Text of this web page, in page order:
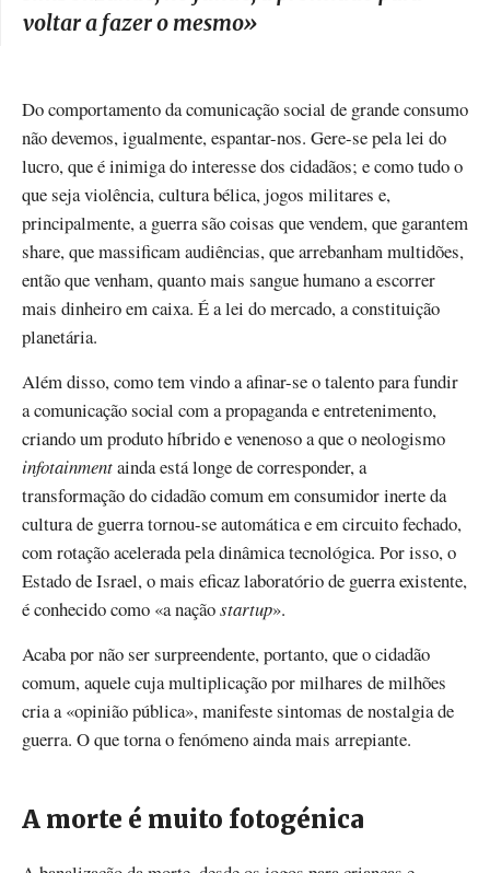
voltar a fazer o mesmo»
Do comportamento da comunicação social de grande consumo
não devemos, igualmente, espantar-nos. Gere-se pela lei do
lucro, que é inimiga do interesse dos cidadãos; e como tudo o
que seja violência, cultura bélica, jogos militares e,
principalmente, a guerra são coisas que vendem, que garantem
share, que massificam audiências, que arrebanham multidões,
então que venham, quanto mais sangue humano a escorrer
mais dinheiro em caixa. É a lei do mercado, a constituição
planetária.
Além disso, como tem vindo a afinar-se o talento para fundir
a comunicação social com a propaganda e entretenimento,
criando um produto híbrido e venenoso a que o neologismo
infotainmentainda está longe de corresponder, a
transformação do cidadão comum em consumidor inerte da
cultura de guerra tornou-se automática e em circuito fechado,
com rotação acelerada pela dinâmica tecnológica. Por isso, o
Estado de Israel, o mais eficaz laboratório de guerra existente,
é conhecido como «a naçãostartup».
Acaba por não ser surpreendente, portanto, que o cidadão
comum, aquele cuja multiplicação por milhares de milhões
cria a «opinião pública», manifeste sintomas de nostalgia de
guerra. O que torna o fenómeno ainda mais arrepiante.
A morte é muito fotogénica